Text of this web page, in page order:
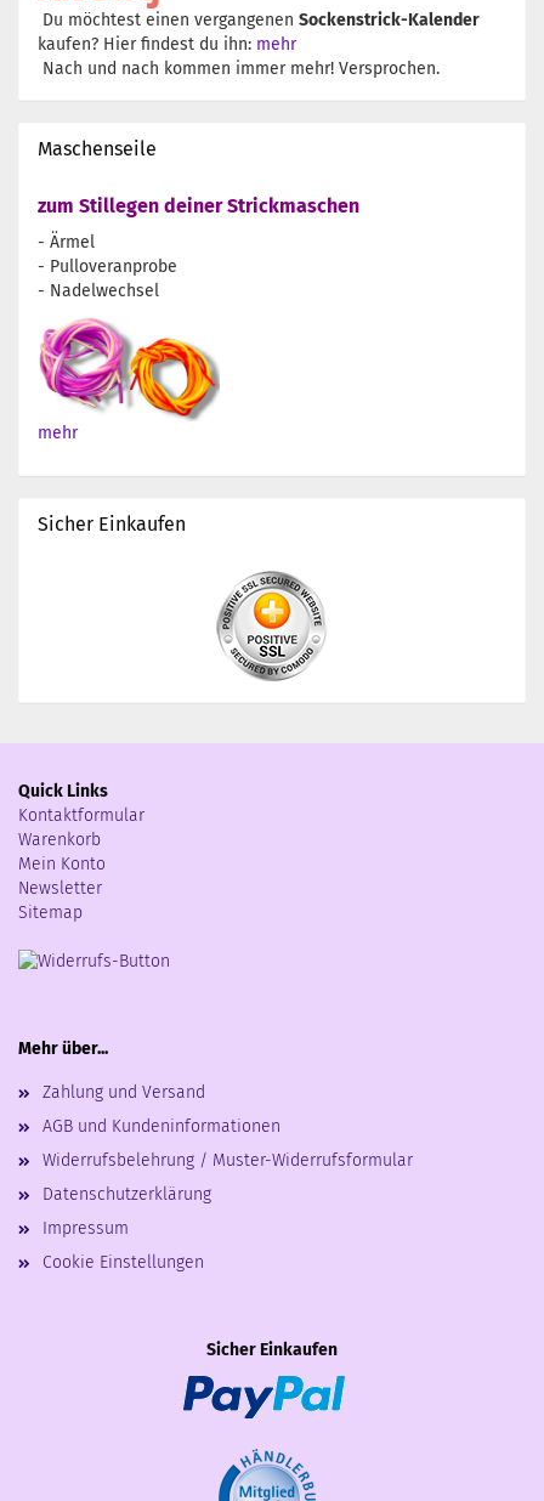
Du möchtest einen vergangenen Sockenstrick-Kalender
kaufen? Hier findest du ihn: mehr
Nach und nach kommen immer mehr! Versprochen.
Maschenseile
zum Stillegen deiner Strickmaschen
- Ärmel
- Pulloveranprobe
- Nadelwechsel
mehr
Sicher Einkaufen
Quick Links
Kontaktformular
Warenkorb
Mein Konto
Newsletter
Sitemap
Mehr über...
Zahlung und Versand
AGB und Kundeninformationen
Widerrufsbelehrung / Muster-Widerrufsformular
Datenschutzerklärung
Impressum
Cookie Einstellungen
Sicher Einkaufen